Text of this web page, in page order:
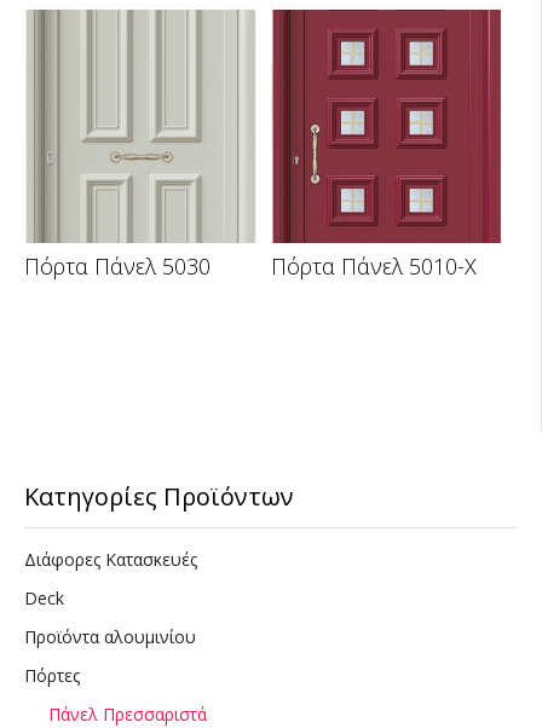
Πόρτα Πάνελ 5030 Πόρτα Πάνελ 5010-X
Κατηγορίες Προϊόντων
Διάφορες Κατασκευές
Deck
Προϊόντα αλουμινίου
Πόρτες
Πάνελ Πρεσσαριστά